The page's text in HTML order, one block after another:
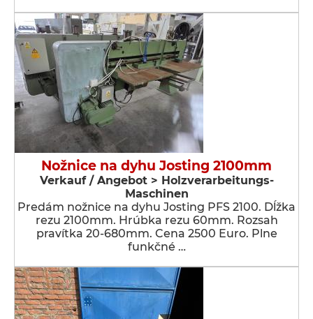
Nožnice na dyhu Josting 2100mm
Verkauf / Angebot > Holzverarbeitungs-
Maschinen
Predám nožnice na dyhu Josting PFS 2100. Dĺžka
rezu 2100mm. Hrúbka rezu 60mm. Rozsah
pravítka 20-680mm. Cena 2500 Euro. Plne
funkčné …